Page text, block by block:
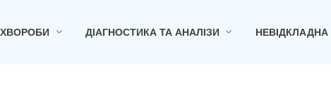
ХВОРОБИ ДІАГНОСТИКА ТА АНАЛІЗИ